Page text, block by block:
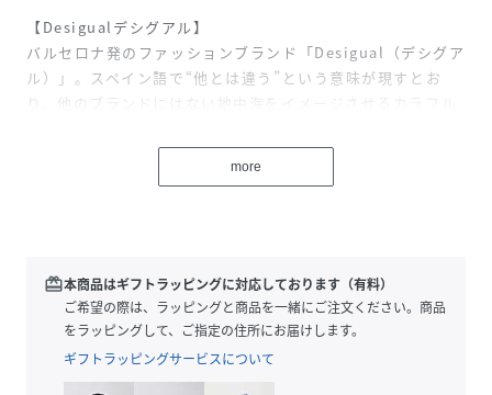
【Desigualデシグアル】
バルセロナ発のファッションブランド「Desigual（デシグア
ル）」。スペイン語で“他とは違う”という意味が現すとお
り、他のブランドにはない地中海をイメージさせるカラフル
など着る人の個性を引き立てるアイテムを展開。デイリーに
も、ドレスアップにも活躍する幅広いデザインが魅力。レデ
ことなのかを改めて感じてもらいたいという私たちの願いが
込められています。 自由で楽しく、カラフルで前向き。本当
の自分を呼び覚ます鮮やかなカラーやプリント、他とは一味
違うスタイルはファッションを楽しくするものばかりです。
more
redeem本商品はギフトラッピングに対応しております（有料）
ご希望の際は、ラッピングと商品を一緒にご注文ください。商品
をラッピングして、ご指定の住所にお届けします。
ギフトラッピングサービスについて